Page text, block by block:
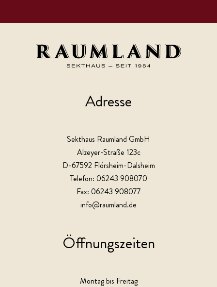
Adresse
Sekthaus Raumland GmbH
Alzeyer-Straße 123c
D-67592 Flörsheim-Dalsheim
Telefon: 06243 908070
Fax: 06243 908077
info@raumland.de
Öffnungszeiten
Montag bis Freitag